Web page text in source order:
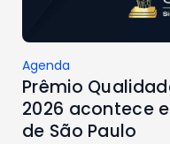
Agenda
Prêmio
2026 acontece
de São Paulo